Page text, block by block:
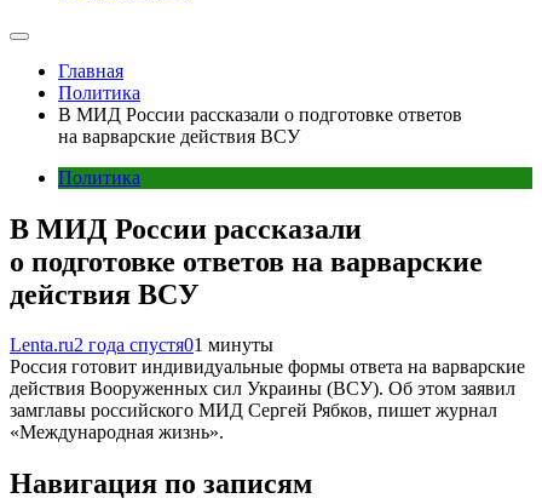
Главная
Политика
В МИД России рассказали о подготовке ответов
на варварские действия ВСУ
Политика
В МИД России рассказали
о подготовке ответов на варварские
действия ВСУ
Lenta.ru2 года спустя01 минуты
Россия готовит индивидуальные формы ответа на варварские
действия Вооруженных сил Украины (ВСУ). Об этом заявил
замглавы российского МИД Сергей Рябков, пишет журнал
«Международная жизнь».
Навигация по записям